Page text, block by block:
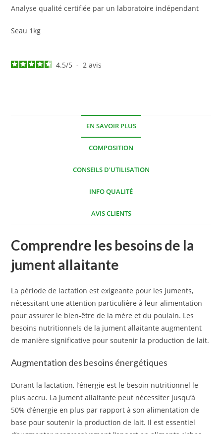
Analyse qualité certifiée par un laboratoire indépendant
Seau 1kg
4.5/5 - 2avis
EN SAVOIR PLUS
COMPOSITION
CONSEILS D'UTILISATION
INFO QUALITÉ
AVIS CLIENTS
Comprendre les besoins de la
jument allaitante
La période de lactation est exigeante pour les juments,
nécessitant une attention particulière à leur alimentation
pour assurer le bien-être de la mère et du poulain. Les
besoins nutritionnels de la jument allaitante augmentent
de manière significative pour soutenir la production de lait.
Augmentation des besoins énergétiques
Durant la lactation, l’énergie est le besoin nutritionnel le
plus accru. La jument allaitante peut nécessiter jusqu’à
50% d’énergie en plus par rapport à son alimentation de
base pour soutenir la production de lait. Il est essentiel